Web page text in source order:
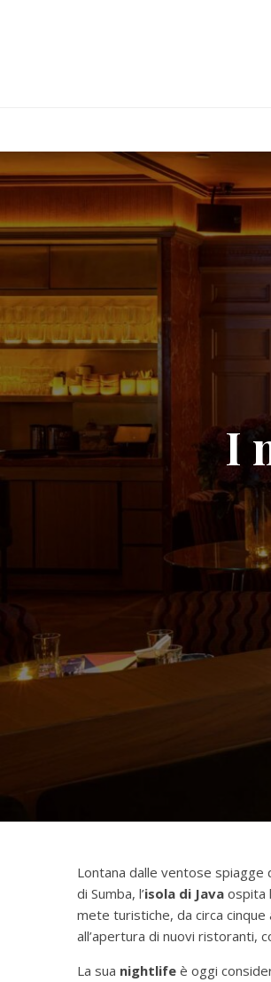
I
Lontana dalle ventose spiagge
di Sumba, l’isola di Java ospita
mete turistiche, da circa cinque
all’apertura di nuovi ristoranti,
La sua nightlife è oggi